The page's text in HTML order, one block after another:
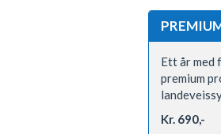
Ett år med
premium
Kr. 690,-